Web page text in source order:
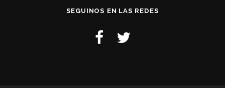
SEGUINOS EN LAS REDES